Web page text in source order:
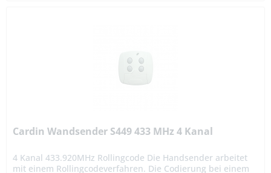
Cardin Wandsender S449 433 MHz 4 Kanal
4 Kanal 433.920MHz Rollingcode Die Handsender arbeitet
mit einem Rollingcodeverfahren. Die Codierung bei einem